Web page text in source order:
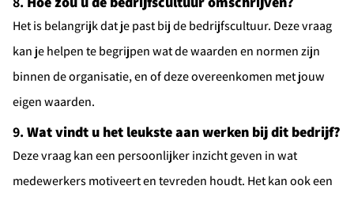
Het is belangrijk dat je past bij de bedrijfscultuur. Deze vraag
kan je helpen te begrijpen wat de waarden en normen zijn
binnen de organisatie, en of deze overeenkomen met jouw
eigen waarden.
9. Wat vindt u het leukste aan werken bij dit bedrijf?
Deze vraag kan een persoonlijker inzicht geven in wat
medewerkers motiveert en tevreden houdt. Het kan ook een
Alerts ontvangen